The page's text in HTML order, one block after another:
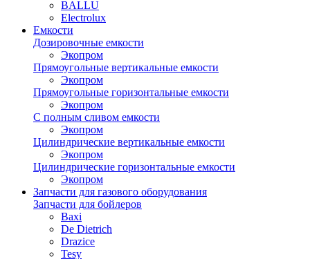
BALLU
Electrolux
Емкости
Дозировочные емкости
Экопром
Прямоугольные вертикальные емкости
Экопром
Прямоугольные горизонтальные емкости
Экопром
С полным сливом емкости
Экопром
Цилиндрические вертикальные емкости
Экопром
Цилиндрические горизонтальные емкости
Экопром
Запчасти для газового оборудования
Запчасти для бойлеров
Baxi
De Dietrich
Drazice
Tesy